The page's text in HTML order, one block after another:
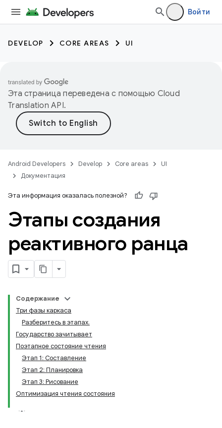
Войти
DEVELOP CORE AREAS UI
Эта страница переведена с помощью Cloud
Translation API.
Android Developers Develop Core areas
UI
Документация
Эта информация оказалась полезной?
Этапы создания
реактивного ранца
Содержание
Три фазы каркаса
Разберитесь в этапах.
Государство зачитывает
Поэтапное состояние чтения
Этап 1: Составление
Этап 2: Планировка
Этап 3: Рисование
Оптимизация чтения состояния